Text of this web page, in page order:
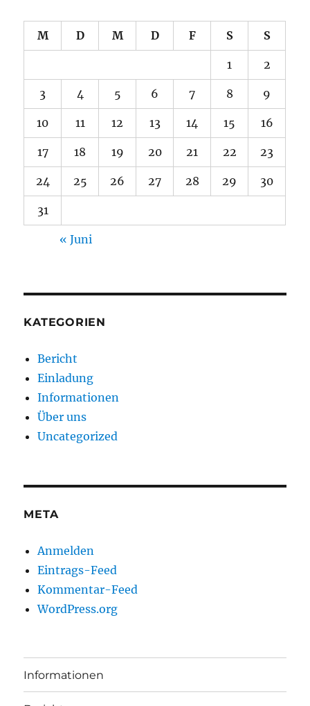
M D M D F S S
1 2
3 4 5 6 7 8 9
10 11 12 13 14 15 16
17 18 19 20 21 22 23
24 25 26 27 28 29 30
31
« Juni
KATEGORIEN
Bericht
Einladung
Informationen
Über uns
Uncategorized
META
Anmelden
Eintrags-Feed
Kommentar-Feed
WordPress.org
Informationen